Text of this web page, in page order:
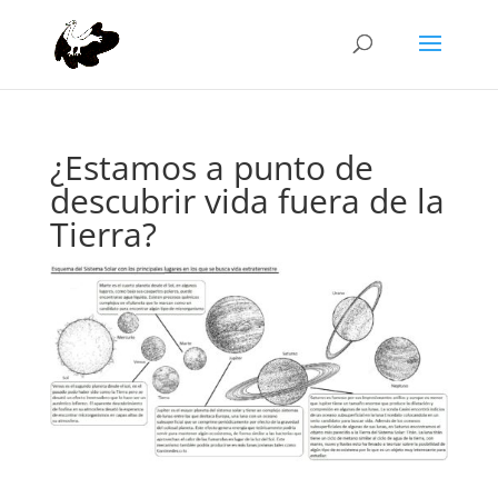
¿Estamos a punto de
descubrir vida fuera de la
Tierra?